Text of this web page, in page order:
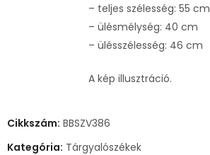
– teljes szélesség: 55 cm
– ülésmélység: 40 cm
– ülésszélesség: 46 cm
A kép illusztráció.
Cikkszám: BBSZV386
Kategória: Tárgyalószékek